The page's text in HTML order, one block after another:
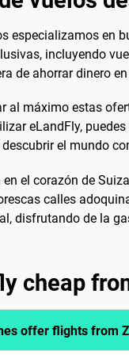
especializamos en
incluyendo
de ahorrar dinero
al máximo estas
eLandFly,
el mundo
el corazón de
calles
disfrutando de la
cheap
offer flights from